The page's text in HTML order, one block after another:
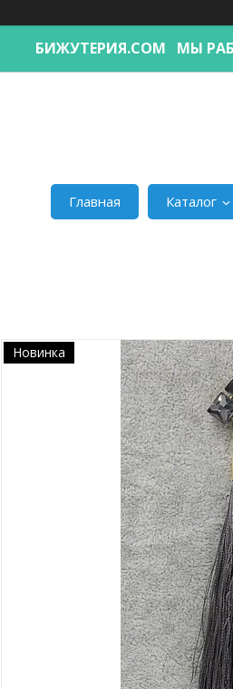
БИЖУТЕРИЯ.COM МЫ
Главная Каталог
Новинка